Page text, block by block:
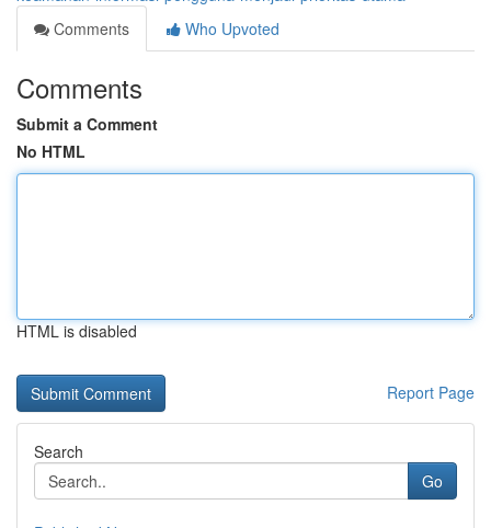
Comments
Who Upvoted
Comments
Submit a Comment
No HTML
HTML is disabled
Report Page
Search
Go